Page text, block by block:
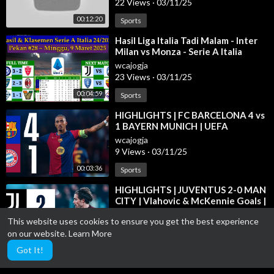
This website uses cookies to ensure you get the best experience
on our website.Learn More
Got It!
024, Klasemen sementara Liga Italia 2025
Source: Lega Serie A
#SerieAItalyGiornata28 #serieapekan28
#hasilligaitalia2025
#Hasilseriea2025tadimalam
#jadwalligaitalia2025 #jadwalseriea2025 #siaranlangsungseri
ea
#klasemenserieaitalia2025
00:12:20
22 Views · 03/11/25
Sports
00:04:59
⁣Hasil Liga Italia Tadi Malam - Inter
Milan vs Monza - Serie A Italia
2024/2025 Pekan 28
wcajogja
23 Views · 03/11/25
Sports
00:03:36
⁣HIGHLIGHTS | FC BARCELONA 4 vs
1 BAYERN MUNICH | UEFA
CHAMPIONS LEAGUE 2024/25
wcajogja
9 Views · 03/11/25
Sports
⁣HIGHLIGHTS | JUVENTUS 2-0 MAN
CITY | Vlahovic & McKennie Goals |
4 Views 03/11/25